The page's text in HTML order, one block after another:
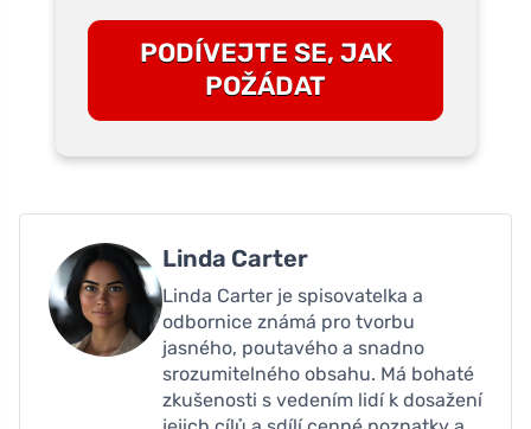
PODÍVEJTE SE, JAK
POŽÁDAT
Linda Carter
Linda Carter je spisovatelka a
odbornice známá pro tvorbu
jasného, ​​poutavého a snadno
srozumitelného obsahu. Má bohaté
zkušenosti s vedením lidí k dosažení